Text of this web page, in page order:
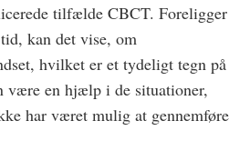
tilfælde CBCT. Foreligger
kan det vise, om
hvilket er et tydeligt tegn på
være en hjælp i de situationer,
har været mulig at gennemføre